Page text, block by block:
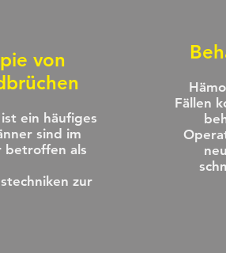
von
ein häufiges
sind im
betroffen als
zur
Fällen